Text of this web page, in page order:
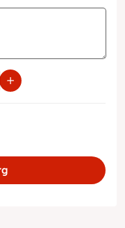
för att minska
185 kronor